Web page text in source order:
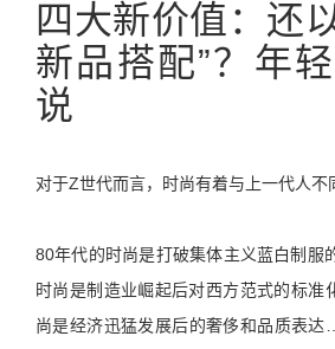
四大新价值：还
新品搭配”？年
说
对于Z世代而言，时尚有着与上一代人不
80年代的时尚是打破集体主义蓝白制服
时尚是制造业崛起后对西方范式的标准
尚是经济迅猛发展后的奢侈和品质表